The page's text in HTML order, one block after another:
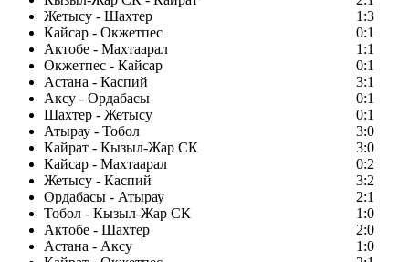
Жетысу - Шахтер
1:3
Кайсар - Окжетпес
0:1
Актобе - Махтаарал
1:1
Окжетпес - Кайсар
0:1
Астана - Каспий
3:1
Аксу - Ордабасы
0:1
Шахтер - Жетысу
0:1
Атырау - Тобол
3:0
Кайрат - Кызыл-Жар СК
3:0
Кайсар - Махтаарал
0:2
Жетысу - Каспий
3:2
Ордабасы - Атырау
2:1
Тобол - Кызыл-Жар СК
1:0
Актобе - Шахтер
2:0
Астана - Аксу
1:0